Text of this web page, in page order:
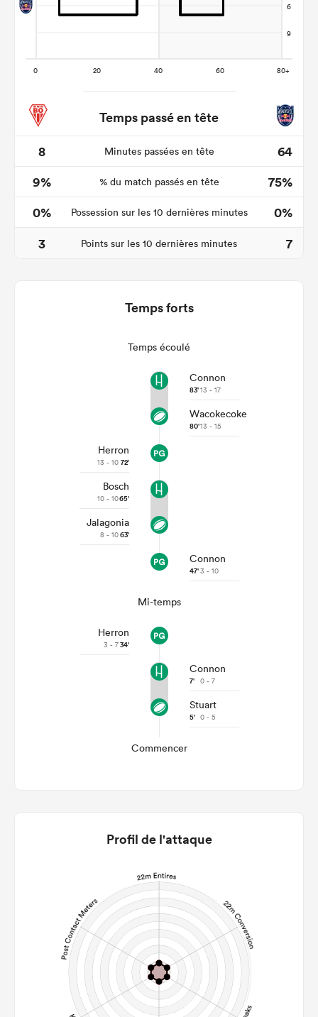
Temps passé en tête
8
Minutes passées en tête
64
9%
% du match passés en tête
75%
0%
Possession sur les 10 dernières minutes
0%
3
Points sur les 10 dernières minutes 7
Temps forts
Temps écoulé
Connon
83'13 - 17
Wacokecoke
80'13 - 15
Herron
13 - 10 72'
Bosch
10 - 1065'
Jalagonia
8 - 1063'
Connon
47'3 - 10
Mi-temps
Herron
3 - 734'
Connon
7' 0 - 7
Stuart
5' 0 - 5
Commencer
Profil de l'attaque